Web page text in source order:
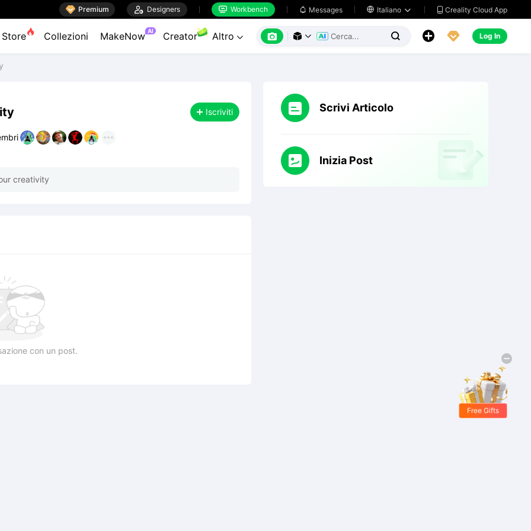
 Premium  Designers  Workbench  Messages  Italiano   Creality Cloud App
Store Collezioni MakeNow AI Creator Altro        Log In
Iscriviti
creativity
con un post.
Scrivi Articolo
Inizia Post
Free Gifts